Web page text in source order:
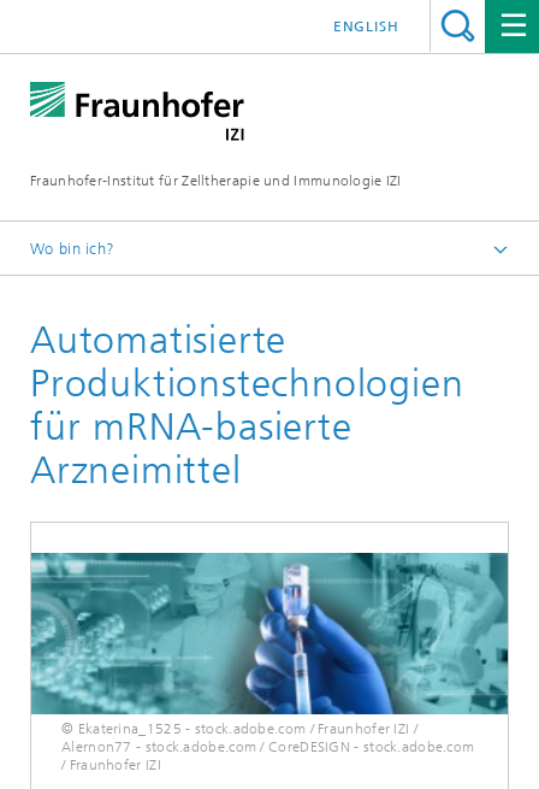
Fraunhofer-Institut für Zelltherapie und Immunologie IZI
ENGLISH
Wo bin ich?
Abteilungen
Standort Leipzig
Abteilung Zell- und Gentherapieentwicklung
Automatisierte
Produktionstechnologien
für mRNA-basierte
Arzneimittel
© Ekaterina_1525 - stock.adobe.com / Fraunhofer IZI /
Alernon77 - stock.adobe.com / CoreDESIGN - stock.adobe.com
/ Fraunhofer IZI